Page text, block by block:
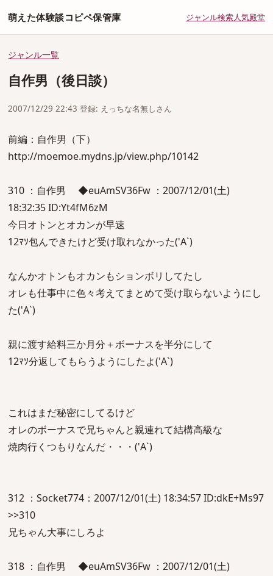
萌えた体験談コピペ保管庫 ジャンル検索人気殿堂
ジャンル一覧
自作男（後日談）
2007/12/29 22:43 登録: えっちな名無しさん
前編：自作男（下）
http://moemoe.mydns.jp/view.php/10142
310 ：自作男 ◆euAmSV36Fw ：2007/12/01(土)
18:32:35 ID:Yt4fM6zM
今日オトンとオカンが早速
12ﾏｿ包んできたけど受け取れなかった('A`)
なんかオトンもオカンもションボリしてたし
オレも仕事中に色々考えてまとめて受け取らないようにし
た('A`)
親に渡す給料三か月分＋ボーナスを半分にして
12ﾏｿ分返してもらうようにしたよ('A`)
これはまだ秘密にしてるけど
オレのボーナスで兄ちゃんと親連れて結構高級な
焼肉行くつもりなんだ・・・('A`)
312 ：Socket774：2007/12/01(土) 18:34:57 ID:dkE+Ms97
>>310
兄ちゃん大事にしろよ
318 ：自作男 ◆euAmSV36Fw ：2007/12/01(土)